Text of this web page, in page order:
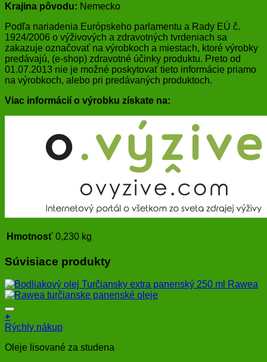
Krajina pôvodu: Nemecko
Podľa nariadenia Európskeho parlamentu a Rady EÚ č.
1924/2006 o výživových a zdravotných tvrdeniach sa
zakazuje označovať na výrobkoch a miestach, ktoré výrobky
predávajú, (e-shop) zdravotné účinky produktu. Preto od
01.07.2013 nie je možné poskytovať tieto informácie priamo
na výrobkoch, alebo pri predávaných produktoch.
Viac informácií o výrobku získate na:
Hmotnosť 0,230 kg
Súvisiace produkty
+
Rýchly nákup
Oleje lisované za studena